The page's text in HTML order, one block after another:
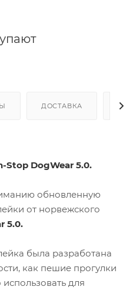
ДОСТАВКА
Stop DogWear 5.0.
обновленную
от норвежского
5.0.
была разработана
как пешие прогулки
для